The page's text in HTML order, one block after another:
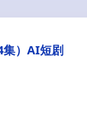
集）AI短剧